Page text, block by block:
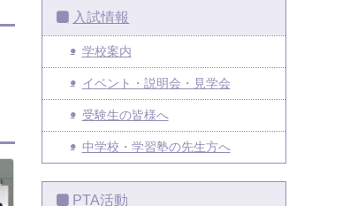
入試情報
学校案内
イベント・説明会・見学会
受験生の皆様へ
中学校・学習塾の先生方へ
PTA活動